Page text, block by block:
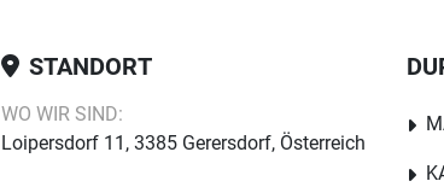
STANDORT
WO WIR SIND:
Loipersdorf 11, 3385 Gerersdorf, Österreich